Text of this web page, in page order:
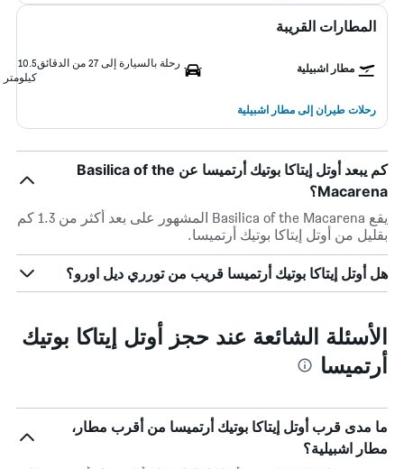
المطارات القريبة
مطار اشبيلية رحلة بالسيارة إلى 27 من الدقائق
10.5
كيلومتر
رحلات طيران إلى مطار اشبيلية
كم يبعد أوتل إيتاكا بوتيك أرتميسا عن Basilica of the
Macarena؟
يقع Basilica of the Macarena المشهور على بعد أكثر من 1.3 كم
بقليل من أوتل إيتاكا بوتيك أرتميسا.
هل أوتل إيتاكا بوتيك أرتميسا قريب من تورري ديل اورو؟
الأسئلة الشائعة عند حجز أوتل إيتاكا بوتيك
أرتميسا
ما مدى قرب أوتل إيتاكا بوتيك أرتميسا من أقرب مطار،
مطار اشبيلية؟